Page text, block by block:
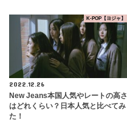
K-POP【ヨジャ】
2022.12.26
New Jeans本国人気やレートの高さ
はどれくらい？日本人気と比べてみ
た！